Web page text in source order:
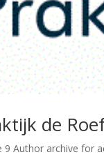
de
9 Author archive for